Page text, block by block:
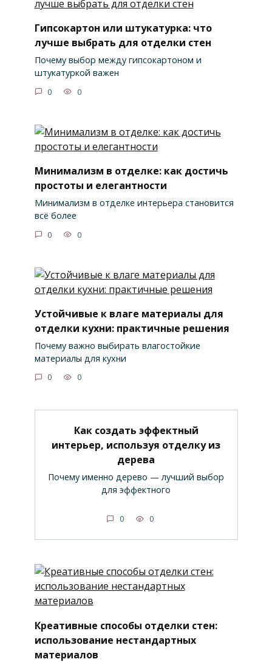
Гипсокартон или штукатурка: что
лучше выбрать для отделки стен
Почему выбор между гипсокартоном и
штукатуркой важен
0 0
Минимализм в отделке: как достичь
простоты и елегантности
Минимализм в отделке интерьера становится
всё более
0 0
Устойчивые к влаге материалы для
отделки кухни: практичные решения
Почему важно выбирать влагостойкие
материалы для кухни
0 0
Как создать эффектный
интерьер, используя отделку из
дерева
Почему именно дерево — лучший выбор
для эффектного
0 0
Креативные способы отделки стен:
использование нестандартных
материалов